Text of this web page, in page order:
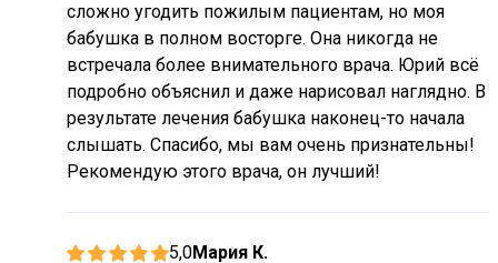
сложно угодить пожилым пациентам, но моя
бабушка в полном восторге. Она никогда не
встречала более внимательного врача. Юрий всё
подробно объяснил и даже нарисовал наглядно. В
результате лечения бабушка наконец-то начала
слышать. Спасибо, мы вам очень признательны!
Рекомендую этого врача, он лучший!
5,0Мария К.